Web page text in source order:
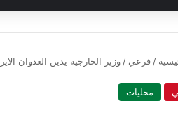
/ فرعي / وزير الخارجية يدين العدوان
محليات